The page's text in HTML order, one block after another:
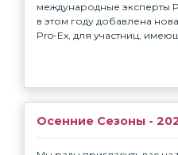
международные эксперты
в этом году добавлена
Pro-Ех, для участниц,
Осенние Сезоны -